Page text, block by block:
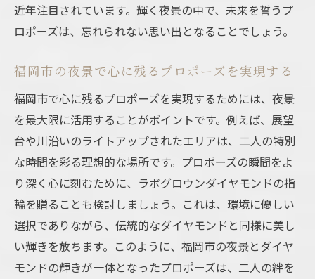
近年注目されています。輝く夜景の中で、未来を誓うプ
ロポーズは、忘れられない思い出となることでしょう。
福岡市の夜景で心に残るプロポーズを実現する
福岡市で心に残るプロポーズを実現するためには、夜景
を最大限に活用することがポイントです。例えば、展望
台や川沿いのライトアップされたエリアは、二人の特別
な時間を彩る理想的な場所です。プロポーズの瞬間をよ
り深く心に刻むために、ラボグロウンダイヤモンドの指
輪を贈ることも検討しましょう。これは、環境に優しい
選択でありながら、伝統的なダイヤモンドと同様に美し
い輝きを放ちます。このように、福岡市の夜景とダイヤ
モンドの輝きが一体となったプロポーズは、二人の絆を